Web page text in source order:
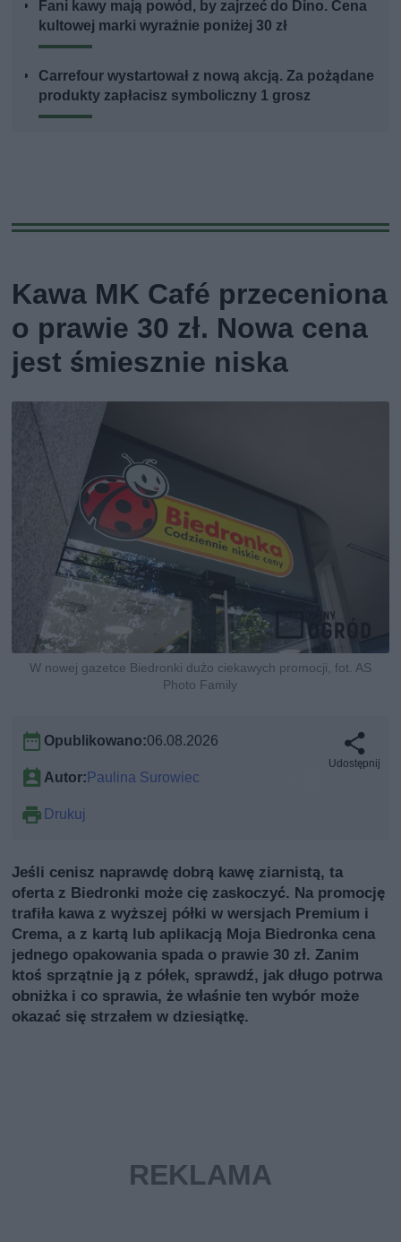
Fani kawy mają powód, by zajrzeć do Dino. Cena
kultowej marki wyraźnie poniżej 30 zł
Carrefour wystartował z nową akcją. Za pożądane
produkty zapłacisz symboliczny 1 grosz
Kawa MK Café przeceniona
o prawie 30 zł. Nowa cena
jest śmiesznie niska
W nowej gazetce Biedronki dużo ciekawych promocji, fot. AS
Photo Family
Opublikowano:06.08.2026
Autor:Paulina Surowiec
Drukuj
Udostępnij
Jeśli cenisz naprawdę dobrą kawę ziarnistą, ta
oferta z Biedronki może cię zaskoczyć. Na promocję
trafiła kawa z wyższej półki w wersjach Premium i
Crema, a z kartą lub aplikacją Moja Biedronka cena
jednego opakowania spada o prawie 30 zł. Zanim
ktoś sprzątnie ją z półek, sprawdź, jak długo potrwa
obniżka i co sprawia, że właśnie ten wybór może
okazać się strzałem w dziesiątkę.